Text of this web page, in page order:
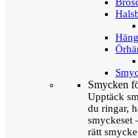
Smycken
Upptäck
du ringar,
smyckeset
rätt